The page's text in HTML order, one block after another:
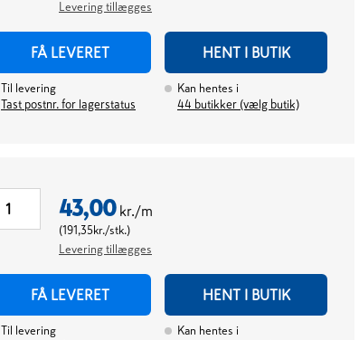
Levering tillægges
FÅ LEVERET HENT I BUTIK
Til levering
Tast postnr. for lagerstatus
Kan hentes i
44 butikker (vælg butik)
43,00 kr./m
(191,35kr./stk.)
Levering tillægges
FÅ LEVERET HENT I BUTIK
Til levering
Kan hentes i